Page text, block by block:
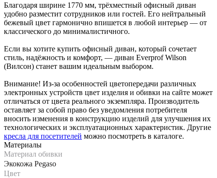
Благодаря ширине 1770 мм, трёхместный офисный диван
удобно разместит сотрудников или гостей. Его нейтральный
бежевый цвет гармонично впишется в любой интерьер — от
классического до минималистичного.
Если вы хотите купить офисный диван, который сочетает
стиль, надёжность и комфорт, — диван Everprof Wilson
(Вилсон) станет вашим идеальным выбором.
Внимание! Из-за особенностей цветопередачи различных
электронных устройств цвет изделия и обивки на сайте может
отличаться от цвета реального экземпляра. Производитель
оставляет за собой право без уведомления потребителя
вносить изменения в конструкцию изделий для улучшения их
технологических и эксплуатационных характеристик. Другие
кресла для посетителей можно посмотреть в каталоге.
Материалы
Материал обивки
Экокожа Pegaso
Цвет